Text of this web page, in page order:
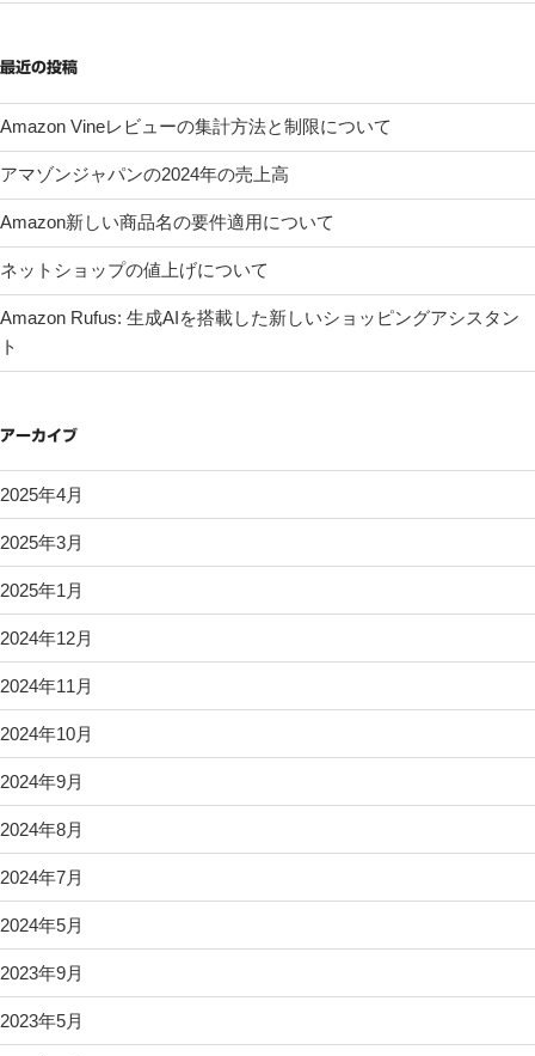
最近の投稿
Amazon Vineレビューの集計方法と制限について
アマゾンジャパンの2024年の売上高
Amazon新しい商品名の要件適用について
ネットショップの値上げについて
Amazon Rufus: 生成AIを搭載した新しいショッピングアシスタン
ト
アーカイブ
2025年4月
2025年3月
2025年1月
2024年12月
2024年11月
2024年10月
2024年9月
2024年8月
2024年7月
2024年5月
2023年9月
2023年5月